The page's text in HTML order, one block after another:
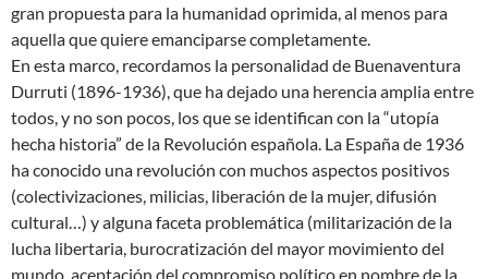
gran propuesta para la humanidad oprimida, al menos para
aquella que quiere emanciparse completamente.
En esta marco, recordamos la personalidad de Buenaventura
Durruti (1896-1936), que ha dejado una herencia amplia entre
todos, y no son pocos, los que se identifican con la “utopía
hecha historia” de la Revolución española. La España de 1936
ha conocido una revolución con muchos aspectos positivos
(colectivizaciones, milicias, liberación de la mujer, difusión
cultural…) y alguna faceta problemática (militarización de la
lucha libertaria, burocratización del mayor movimiento del
mundo, aceptación del compromiso político en nombre de la